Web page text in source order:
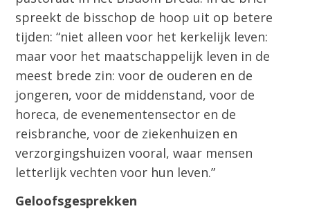
spreekt de bisschop de hoop uit op betere
tijden: “niet alleen voor het kerkelijk leven:
maar voor het maatschappelijk leven in de
meest brede zin: voor de ouderen en de
jongeren, voor de middenstand, voor de
horeca, de evenementensector en de
reisbranche, voor de ziekenhuizen en
verzorgingshuizen vooral, waar mensen
letterlijk vechten voor hun leven.”
Geloofsgesprekken